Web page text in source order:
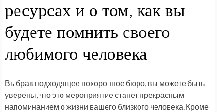
ресурсах и о том, как вы
будете помнить своего
любимого человека
Выбрав подходящее похоронное бюро, вы можете быть
уверены, что это мероприятие станет прекрасным
напоминанием о жизни вашего близкого человека. Кроме